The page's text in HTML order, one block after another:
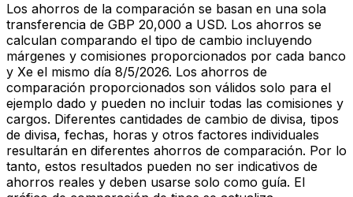
Los ahorros de la comparación se basan en una sola
transferencia de GBP 20,000 a USD. Los ahorros se
calculan comparando el tipo de cambio incluyendo
márgenes y comisiones proporcionados por cada banco
y Xe el mismo día 8/5/2026. Los ahorros de
comparación proporcionados son válidos solo para el
ejemplo dado y pueden no incluir todas las comisiones y
cargos. Diferentes cantidades de cambio de divisa, tipos
de divisa, fechas, horas y otros factores individuales
resultarán en diferentes ahorros de comparación. Por lo
tanto, estos resultados pueden no ser indicativos de
ahorros reales y deben usarse solo como guía. El